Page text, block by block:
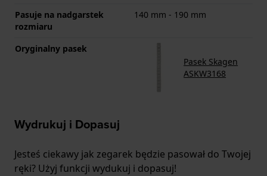
Pasuje na nadgarstek
rozmiaru
140 mm - 190 mm
Oryginalny pasek
Pasek Skagen
ASKW3168
Wydrukuj i Dopasuj
Jesteś ciekawy jak zegarek będzie pasował do Twojej
ręki? Użyj funkcji wydukuj i dopasuj!